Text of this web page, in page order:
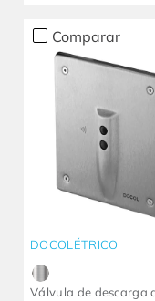
Comparar
DOCOLÉTRICO
Válvula de descarga